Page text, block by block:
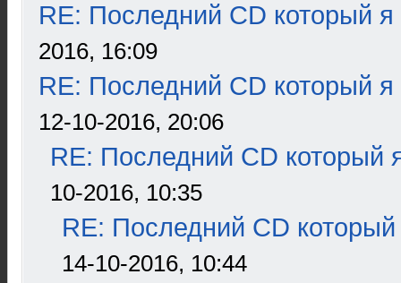
RE: Последний CD который я
2016, 16:09
RE: Последний CD который я
12-10-2016, 20:06
RE: Последний CD который
10-2016, 10:35
RE: Последний CD который
14-10-2016, 10:44